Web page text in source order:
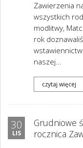
Zawierzenia
wszystkich
modlitwy,
rok
naszej...
czytaj więcej
30
LIS
Grudniowe
rocznica